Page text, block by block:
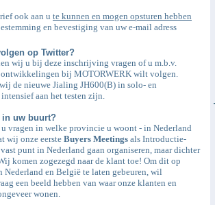
ook aan u te kunnen en mogen opsturen hebben
en bevestiging van uw e-mail adress
op Twitter?
wij u bij deze inschrijving vragen of u m.b.v.
ontwikkelingen bij MOTORWERK wilt volgen.
de nieuwe Jialing JH600(B) in solo- en
aan het testen zijn.
in uw buurt?
vragen in welke provincie u woont - in Nederland
wij onze eersteBuyers Meetings als Introductie-
punt in Nederland gaan organiseren, maar dichter
komen zogezegd naar de klant toe! Om dit op
Nederland en België te laten gebeuren, wil
een beeld hebben van waar onze klanten en
wonen.